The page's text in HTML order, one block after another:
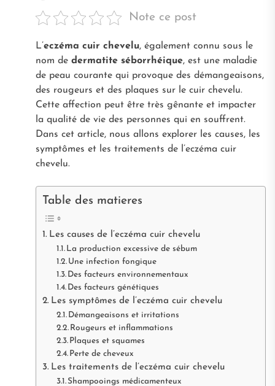
Note ce post
L’eczéma cuir chevelu, également connu sous le
nom de dermatite séborrhéique, est une maladie
de peau courante qui provoque des démangeaisons,
des rougeurs et des plaques sur le cuir chevelu.
Cette affection peut être très gênante et impacter
la qualité de vie des personnes qui en souffrent.
Dans cet article, nous allons explorer les causes, les
symptômes et les traitements de l’eczéma cuir
chevelu.
Table des matieres
Les causes de l’eczéma cuir chevelu
La production excessive de sébum
Une infection fongique
Des facteurs environnementaux
Des facteurs génétiques
Les symptômes de l’eczéma cuir chevelu
Démangeaisons et irritations
Rougeurs et inflammations
Plaques et squames
Perte de cheveux
Les traitements de l’eczéma cuir chevelu
Shampooings médicamenteux